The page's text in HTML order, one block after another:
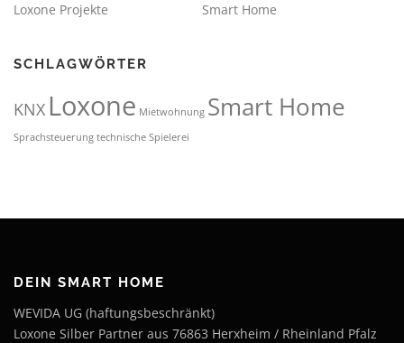
Loxone Projekte
Smart Home
SCHLAGWÖRTER
KNX Loxone Mietwohnung Smart Home
Sprachsteuerung technische Spielerei
DEIN SMART HOME
WEVIDA UG (haftungsbeschränkt)
Loxone Silber Partner aus 76863 Herxheim / Rheinland Pfalz